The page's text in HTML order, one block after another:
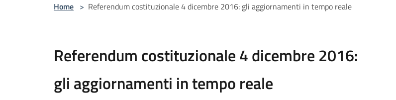
Home > Referendum costituzionale 4 dicembre 2016: gli aggiornamenti in tempo reale
Referendum costituzionale 4 dicembre 2016:
gli aggiornamenti in tempo reale